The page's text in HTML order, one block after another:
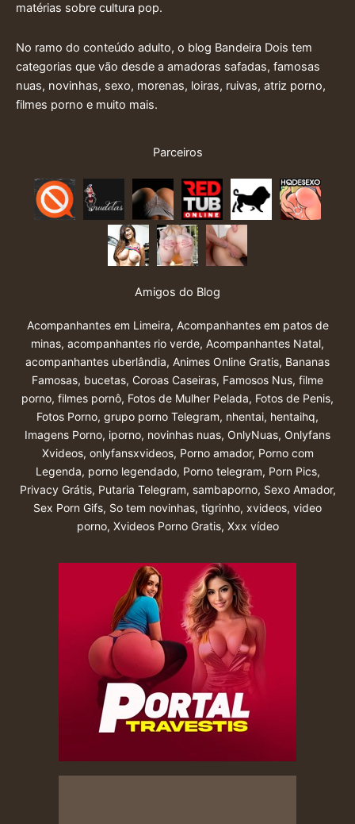
matérias sobre cultura pop.
No ramo do conteúdo adulto, o blog Bandeira Dois tem
categorias que vão desde a amadoras safadas, famosas
nuas, novinhas, sexo, morenas, loiras, ruivas, atriz porno,
filmes porno e muito mais.
Parceiros
Amigos do Blog
Acompanhantes em Limeira, Acompanhantes em patos de
minas, acompanhantes rio verde, Acompanhantes Natal,
acompanhantes uberlândia, Animes Online Gratis, Bananas
Famosas, bucetas, Coroas Caseiras, Famosos Nus, filme
porno, filmes pornô, Fotos de Mulher Pelada, Fotos de Penis,
Fotos Porno, grupo porno Telegram, nhentai, hentaihq,
Imagens Porno, iporno, novinhas nuas, OnlyNuas, Onlyfans
Xvideos, onlyfansxvideos, Porno amador, Porno com
Legenda, porno legendado, Porno telegram, Porn Pics,
Privacy Grátis, Putaria Telegram, sambaporno, Sexo Amador,
Sex Porn Gifs, So tem novinhas, tigrinho, xvideos, video
porno, Xvideos Porno Gratis, Xxx vídeo